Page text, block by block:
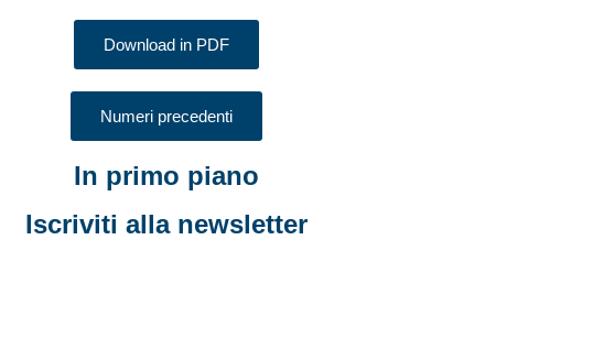
Download in PDF
Numeri precedenti
In primo piano
Iscriviti alla newsletter